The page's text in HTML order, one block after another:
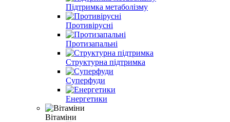
Підтримка метаболізму
Противірусні
Протизапальні
Структурна підтримка
Суперфуди
Енергетики
Вітаміни